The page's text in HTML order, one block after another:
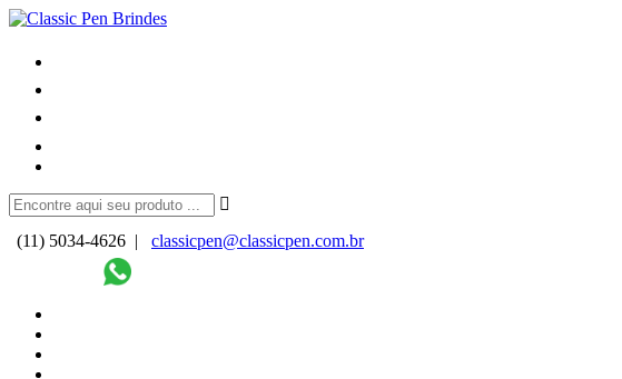
(11) 5034-4626 |
classicpen@classicpen.com.br